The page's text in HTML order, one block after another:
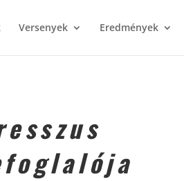
Versenyek Eredmények